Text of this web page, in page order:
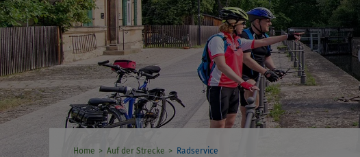
Home Auf der Strecke Radservice